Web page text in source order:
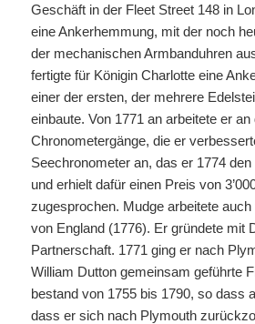
Geschäft in der Fleet Street 148 in
eine Ankerhemmung, mit der noch
der mechanischen Armbanduhren
fertigte für Königin Charlotte eine
einer der ersten, der mehrere
einbaute. Von 1771 an arbeitete er
Chronometergänge, die er
Seechronometer an, das er 1774
und erhielt dafür einen Preis von
zugesprochen. Mudge arbeitete
von England (1776). Er gründete mit
Partnerschaft. 1771 ging er nach
William Dutton gemeinsam geführte
bestand von 1755 bis 1790, so dass
dass er sich nach Plymouth